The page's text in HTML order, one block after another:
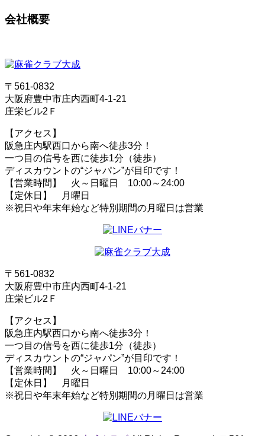
会社概要
〒561-0832
大阪府豊中市庄内西町4-1-21
庄栄ビル2Ｆ
【アクセス】
阪急庄内駅西口から南へ徒歩3分！
一つ目の信号を西に徒歩1分（徒歩）
ディスカウントの“ジャパン”が目印です！
【営業時間】 火～日曜日 10:00～24:00
【定休日】 月曜日
※祝日や年末年始など特別期間の月曜日は営業
〒561-0832
大阪府豊中市庄内西町4-1-21
庄栄ビル2Ｆ
【アクセス】
阪急庄内駅西口から南へ徒歩3分！
一つ目の信号を西に徒歩1分（徒歩）
ディスカウントの“ジャパン”が目印です！
【営業時間】 火～日曜日 10:00～24:00
【定休日】 月曜日
※祝日や年末年始など特別期間の月曜日は営業